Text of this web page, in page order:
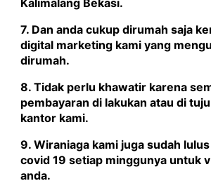
Kalimalang Bekasi.
7. Dan anda cukup dirumah saja
digital marketing kami yang
dirumah.
8. Tidak perlu khawatir karena
pembayaran di lakukan atau di
kantor kami.
9. Wiraniaga kami juga sudah
covid 19 setiap minggunya untuk
anda.